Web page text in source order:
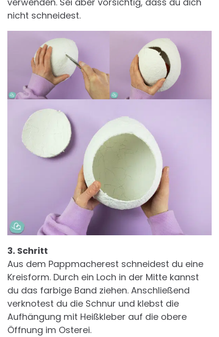
nicht schneidest.
3. Schritt
Aus dem Pappmacherest schneidest du eine
Kreisform. Durch ein Loch in der Mitte kannst
du das farbige Band ziehen. Anschließend
verknotest du die Schnur und klebst die
Aufhängung mit Heißkleber auf die obere
Öffnung im Osterei.